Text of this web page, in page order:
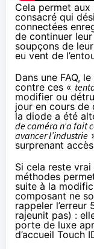
Cela permet aux
consacré qui
connectées
de continuer
soupçons de
eu vent de
Dans une FAQ,
contre ces «
modifier ou
jour en cours de
la diode a été
de caméra n’a fait
avancer l’industrie
surprenant
Si cela reste
méthodes
suite à la
composant ne
rappeler l’erreur
rajeunit pas) :
porte de luxe
d’accueil Touch